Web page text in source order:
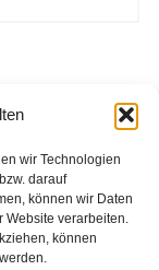
wir Technologien
darauf
können wir Daten
Website verarbeiten.
können